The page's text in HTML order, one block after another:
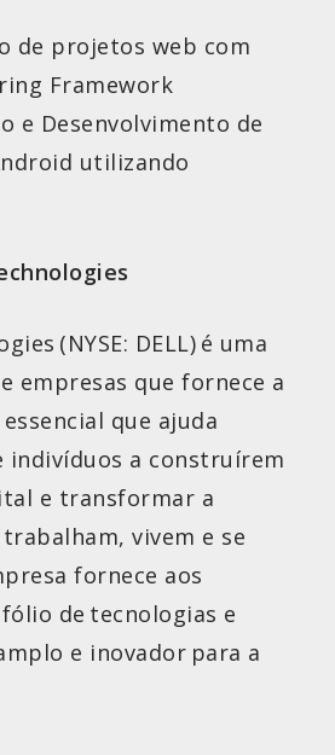
de projetos web com
Framework
e Desenvolvimento de
utilizando
(NYSE: DELL) é uma
empresas que fornece a
que ajuda
indivíduos a construírem
e transformar a
vivem e se
fornece aos
de tecnologias e
e inovador para a